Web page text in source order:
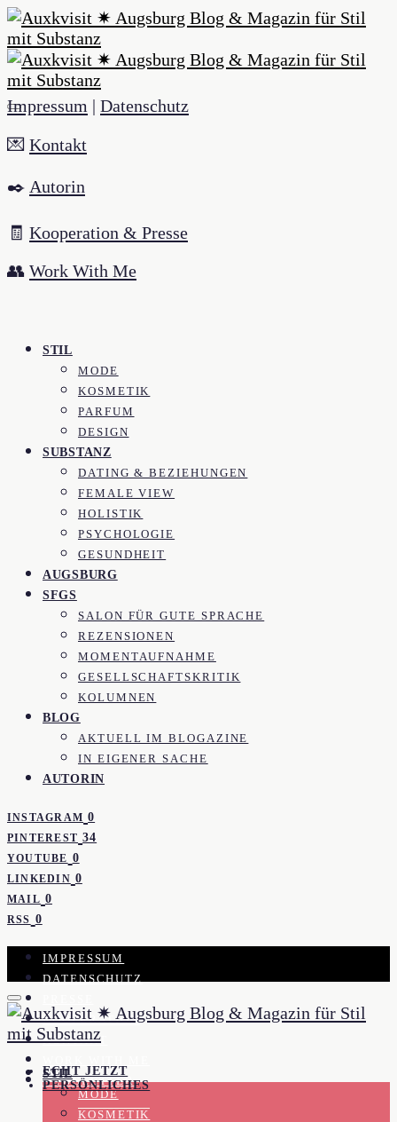
Impressum | Datenschutz
💌 Kontakt
✒️ Autorin
🧾 Kooperation & Presse
👥 Work With Me
STIL
MODE
KOSMETIK
PARFUM
DESIGN
SUBSTANZ
DATING & BEZIEHUNGEN
FEMALE VIEW
HOLISTIK
PSYCHOLOGIE
GESUNDHEIT
AUGSBURG
SFGS
SALON FÜR GUTE SPRACHE
REZENSIONEN
MOMENTAUFNAHME
GESELLSCHAFTSKRITIK
KOLUMNEN
BLOG
AKTUELL IM BLOGAZINE
IN EIGENER SACHE
AUTORIN
INSTAGRAM 0
PINTEREST 34
YOUTUBE 0
LINKEDIN 0
MAIL 0
RSS 0
IMPRESSUM
DATENSCHUTZ
KOOPERATION
KONTAKT
NEWSLETTER
STIL
MODE
KOSMETIK
ECHT JETZT
PERSÖNLICHES